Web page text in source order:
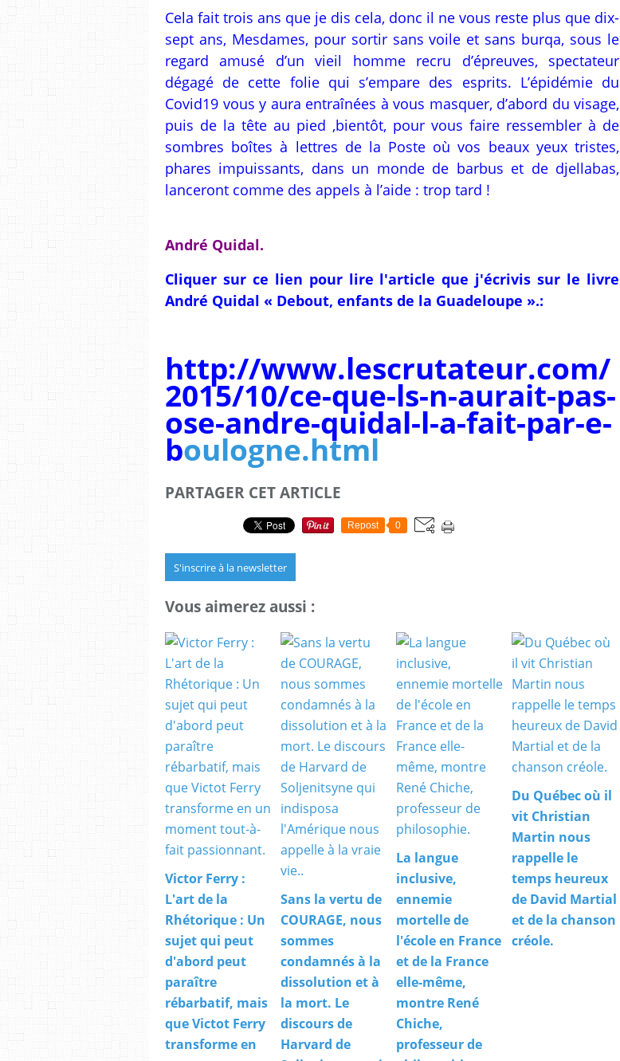
Cela fait trois ans que je dis cela, donc il ne vous reste plus que dix-
sept ans, Mesdames, pour sortir sans voile et sans burqa, sous le
regard amusé d’un vieil homme recru d’épreuves, spectateur
dégagé de cette folie qui s’empare des esprits. L’épidémie du
Covid19 vous y aura entraînées à vous masquer, d’abord du visage,
puis de la tête au pied ,bientôt, pour vous faire ressembler à de
sombres boîtes à lettres de la Poste où vos beaux yeux tristes,
phares impuissants, dans un monde de barbus et de djellabas,
lanceront comme des appels à l’aide : trop tard !
André Quidal.
Cliquer sur ce lien pour lire l'article que j'écrivis sur le livre
André Quidal « Debout, enfants de la Guadeloupe ».:
http://www.lescrutateur.com/
2015/10/ce-que-ls-n-aurait-pas-
ose-andre-quidal-l-a-fait-par-e-
boulogne.html
PARTAGER CET ARTICLE
Repost 0
S'inscrire à la newsletter
Vous aimerez aussi :
Victor Ferry :
L'art de la
Rhétorique : Un
sujet qui peut
d'abord peut
paraître
rébarbatif, mais
que Victot Ferry
transforme en
Sans la vertu de
COURAGE, nous
sommes
condamnés à la
dissolution et à
la mort. Le
discours de
Harvard de
La langue
inclusive,
ennemie
mortelle de
l'école en France
et de la France
elle-même,
montre René
Chiche,
professeur de
Du Québec où il
vit Christian
Martin nous
rappelle le
temps heureux
de David Martial
et de la chanson
créole.